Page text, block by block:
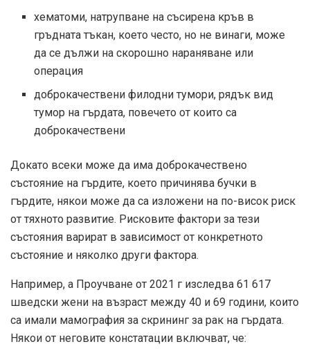
хематоми, натрупване на съсирена кръв в
гръдната тъкан, което често, но не винаги, може
да се дължи на скорошно нараняване или
операция
доброкачествени филодни тумори, рядък вид
тумор на гърдата, повечето от които са
доброкачествени
Докато всеки може да има доброкачествено
състояние на гърдите, което причинява бучки в
гърдите, някои може да са изложени на по-висок риск
от тяхното развитие. Рисковите фактори за тези
състояния варират в зависимост от конкретното
състояние и няколко други фактора.
Например, a Проучване от 2021 г изследва 61 617
шведски жени на възраст между 40 и 69 години, които
са имали мамография за скрининг за рак на гърдата.
Някои от неговите констатации включват, че: